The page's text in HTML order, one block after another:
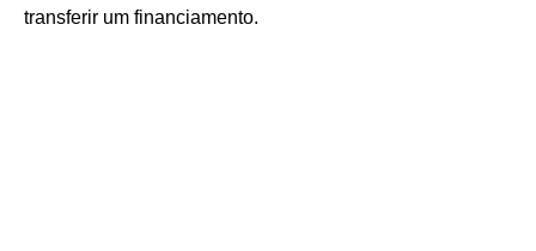
transferir um financiamento.